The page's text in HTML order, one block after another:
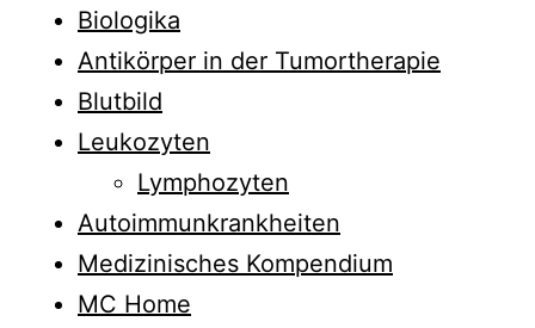
Biologika
Antikörper in der Tumortherapie
Blutbild
Leukozyten
Lymphozyten
Autoimmunkrankheiten
Medizinisches Kompendium
MC Home